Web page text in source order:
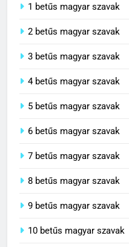
1 betűs magyar szavak
2 betűs magyar szavak
3 betűs magyar szavak
4 betűs magyar szavak
5 betűs magyar szavak
6 betűs magyar szavak
7 betűs magyar szavak
8 betűs magyar szavak
9 betűs magyar szavak
10 betűs magyar szavak